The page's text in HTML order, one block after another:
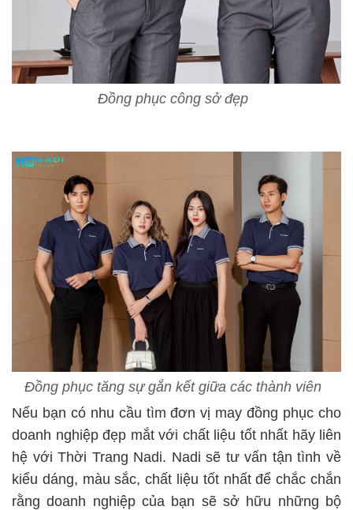
Đồng phục công sở đẹp
Đồng phục tăng sự gắn kết giữa các thành viên
Nếu bạn có nhu cầu tìm đơn vị may đồng phục cho
doanh nghiệp đẹp mắt với chất liệu tốt nhất hãy liên
hệ với Thời Trang Nadi. Nadi sẽ tư vấn tận tình về
kiểu dáng, màu sắc, chất liệu tốt nhất để chắc chắn
rằng doanh nghiệp của bạn sẽ sở hữu những bộ